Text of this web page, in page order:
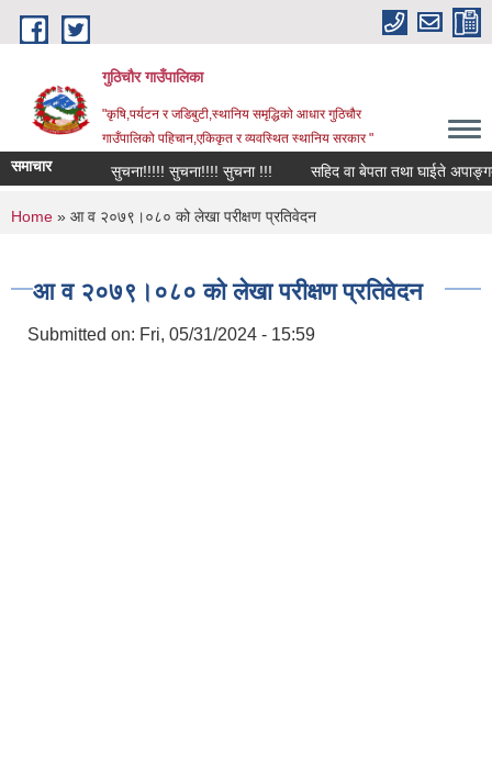
Skip to main content
गुठिचौर गाउँपालिका
"कृषि,पर्यटन र जडिबुटी,स्थानिय समृद्धिको आधार गुठिचौर
गाउँपालिको पहिचान,एकिकृत र व्यवस्थित स्थानिय सरकार "
समाचार सुचना!!!!! सुचना!!!! सुचना !!! सहिद वा बेपता तथा घाईते
You are here
Home » आ व २०७९।०८० को लेखा परीक्षण प्रतिवेदन
आ व २०७९।०८० को लेखा परीक्षण प्रतिवेदन
Submitted on: Fri, 05/31/2024 - 15:59